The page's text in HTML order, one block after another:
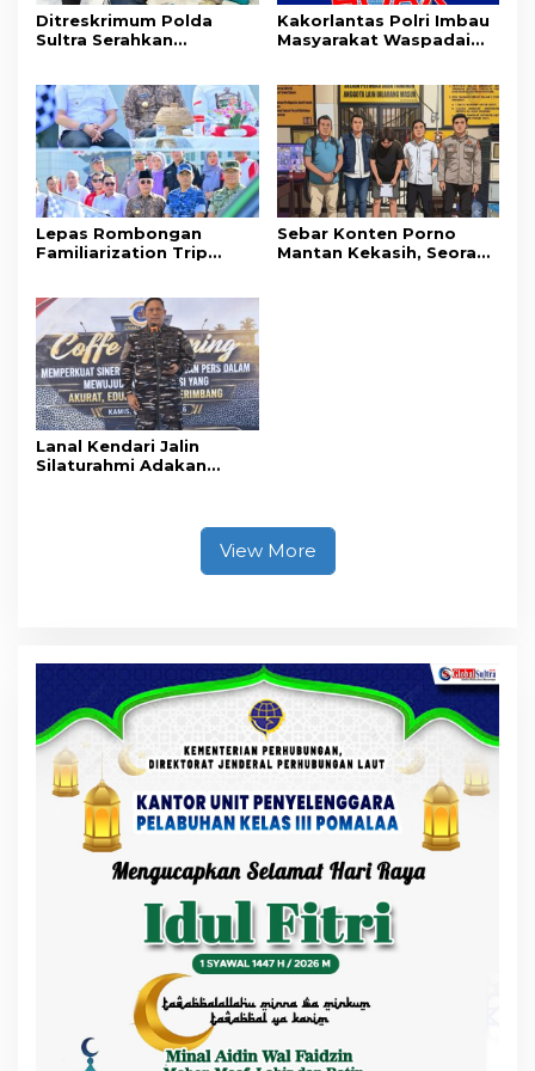
Ditreskrimum Polda
Sultra Serahkan
Penyelenggaraan
Perjalanan Ibadah Umrah
Tanpa Izin ke Kejaksaan
Kakorlantas Polri Imbau
Masyarakat Waspadai
Lepas Rombongan
Familiarization Trip
Gerakkan Ekonomi
Daerah
Sebar Konten Porno
Mantan Kekasih, Seorang
Lanal Kendari Jalin
Silaturahmi Adakan
View More